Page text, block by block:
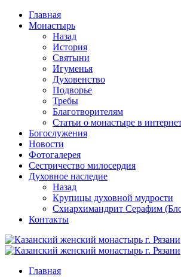
Перейти
содержимому
Главная
Монастырь
Назад
История
Святыни
Игуменья
Духовенство
Подворье
Требы
Благотворителям
Статьи о монастыре в
Богослужения
Новости
Фотогалерея
Сестричество милосердия
Духовное наследие
Назад
Крупицы духовной мудрости
Схиархимандрит Серафим
Контакты
Главная